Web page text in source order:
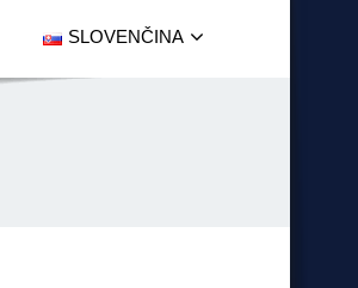
SLOVENČINA